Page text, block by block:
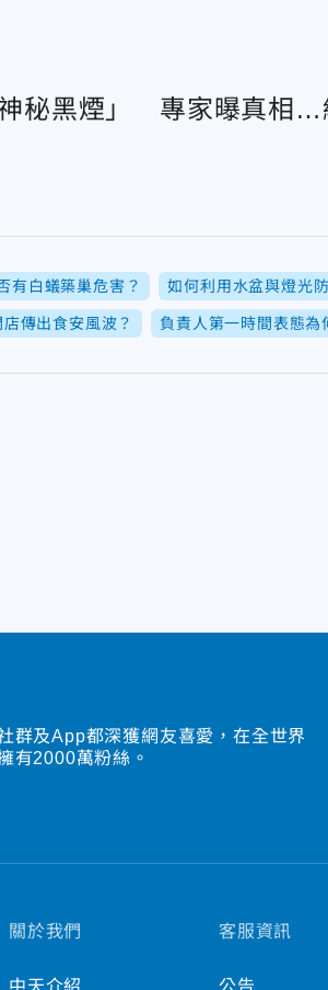
秘黑煙」 專家曝真相…
有白蟻築巢危害？ 如何利用水盆與燈光
傳出食安風波？ 負責人第一時間表態為
群及App都深獲網友喜愛，在全世界
有2000萬粉絲。
關於我們
中天介紹
客服資訊
公告